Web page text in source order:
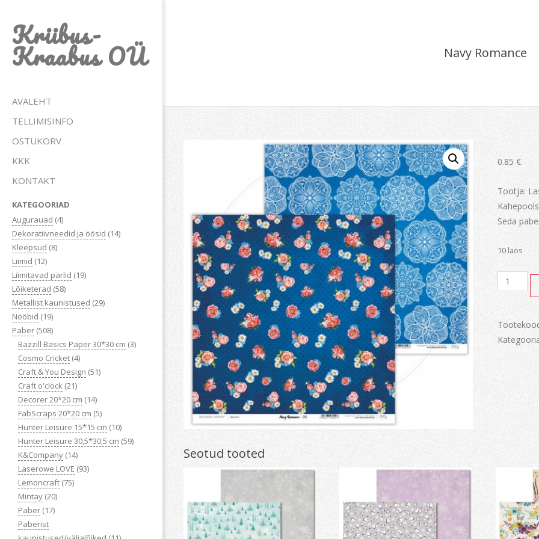
content
Kriibus-
Kraabus OÜ
Primary
Menu
AVALEHT
TELLIMISINFO
OSTUKORV
KKK
KONTAKT
KATEGOORIAD
Augurauad (4)
Dekoratiivneedid ja öösid (14)
Kleepsud (8)
Liimid (12)
Liimitavad pärlid (19)
Lõiketerad (58)
Metallist kaunistused (29)
Nööbid (19)
Paber (508)
Bazzill Basics Paper 30*30 cm (3)
Cosmo Cricket (4)
Craft & You Design (51)
Craft o'clock (21)
Decorer 20*20 cm (14)
FabScraps 20*20 cm (5)
Hunter Leisure 15*15 cm (10)
Hunter Leisure 30,5*30,5 cm (59)
K&Company (14)
Laserowe LOVE (93)
Lemoncraft (75)
Mintay (20)
Paber (17)
Paberist
Navy Romance
0.85 €
Tootja:
Seda
10 laos
Navy
Romance
Seotud tooted